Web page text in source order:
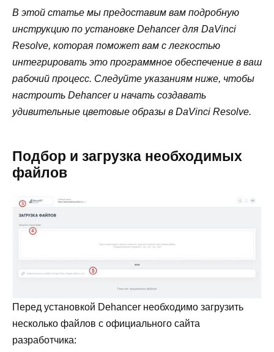
В этой статье мы предоставим вам подробную
инструкцию по установке Dehancer для DaVinci
Resolve, которая поможет вам с легкостью
интегрировать это программное обеспечение в ваш
рабочий процесс. Следуйте указаниям ниже, чтобы
настроить Dehancer и начать создавать
удивительные цветовые образы в DaVinci Resolve.
Подбор и загрузка необходимых
файлов
Перед установкой Dehancer необходимо загрузить
несколько файлов с официального сайта
разработчика: